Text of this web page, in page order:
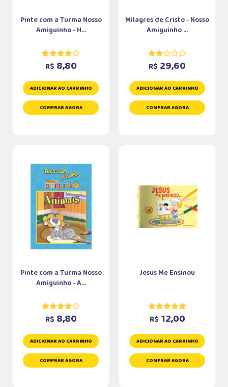
Pinte com a Turma Nosso
Amiguinho - H...
R$ 8,80
ADICIONAR AO CARRINHO
COMPRAR AGORA
Milagres de Cristo - Nosso
Amiguinho ...
R$ 29,60
ADICIONAR AO CARRINHO
COMPRAR AGORA
Pinte com a Turma Nosso
Amiguinho - A...
R$ 8,80
ADICIONAR AO CARRINHO
COMPRAR AGORA
Jesus Me Ensinou
R$ 12,00
ADICIONAR AO CARRINHO
COMPRAR AGORA